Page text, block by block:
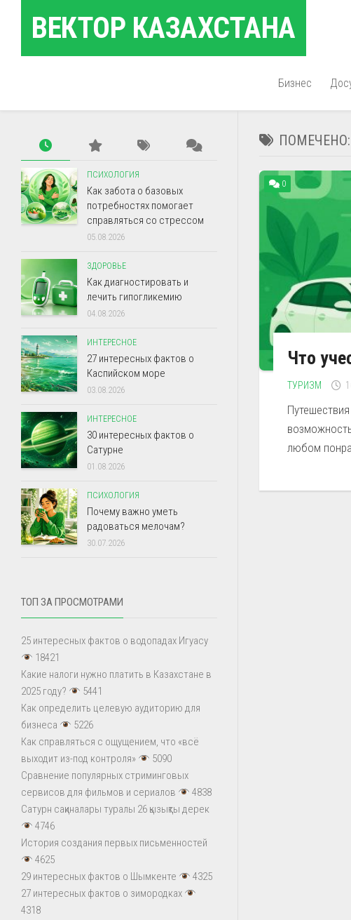
содержаниюВЕКТОР КАЗАХСТАНА
Бизнес
ПОМЕЧЕНО:
0
Что
ТУРИЗМ
любом
ПСИХОЛОГИЯ
Как забота о базовых
потребностях помогает
справляться со стрессом
05.08.2026
ЗДОРОВЬЕ
Как диагностировать и
лечить гипогликемию
04.08.2026
ИНТЕРЕСНОЕ
27 интересных фактов о
Каспийском море
03.08.2026
ИНТЕРЕСНОЕ
30 интересных фактов о
Сатурне
01.08.2026
ПСИХОЛОГИЯ
Почему важно уметь
радоваться мелочам?
30.07.2026
ТОП ЗА ПРОСМОТРАМИ
25 интересных фактов о водопадах Игуасу
18421
Какие налоги нужно платить в Казахстане в
2025 году?
5441
Как определить целевую аудиторию для
бизнеса
5226
Как справляться с ощущением, что «всё
выходит из-под контроля»
5090
Сравнение популярных стриминговых
сервисов для фильмов и сериалов
4838
Сатурн сақиналары туралы 26 қызықты дерек
4746
История создания первых письменностей
4625
29 интересных фактов о Шымкенте
4325
27 интересных фактов о зимородках
4318